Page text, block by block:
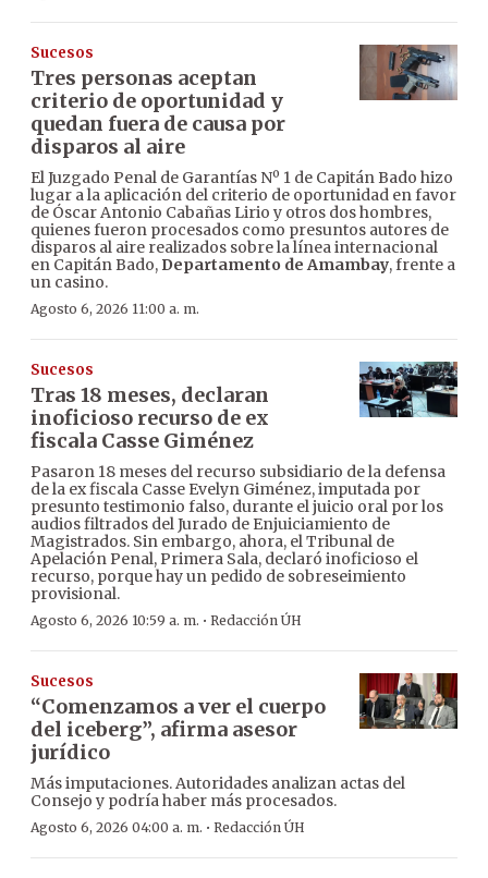
Sucesos
Tres personas aceptan
criterio de oportunidad y
quedan fuera de causa por
disparos al aire
El Juzgado Penal de Garantías Nº 1 de Capitán Bado hizo
lugar a la aplicación del criterio de oportunidad en favor
de Óscar Antonio Cabañas Lirio y otros dos hombres,
quienes fueron procesados como presuntos autores de
disparos al aire realizados sobre la línea internacional
en Capitán Bado, Departamento de Amambay, frente a
un casino.
Agosto 6, 2026 11:00 a. m.
Sucesos
Tras 18 meses, declaran
inoficioso recurso de ex
fiscala Casse Giménez
Pasaron 18 meses del recurso subsidiario de la defensa
de la ex fiscala Casse Evelyn Giménez, imputada por
presunto testimonio falso, durante el juicio oral por los
audios filtrados del Jurado de Enjuiciamiento de
Magistrados. Sin embargo, ahora, el Tribunal de
Apelación Penal, Primera Sala, declaró inoficioso el
recurso, porque hay un pedido de sobreseimiento
provisional.
Agosto 6, 2026 10:59 a. m. · Redacción ÚH
Sucesos
“Comenzamos a ver el cuerpo
del iceberg”, afirma asesor
jurídico
Más imputaciones. Autoridades analizan actas del
Consejo y podría haber más procesados.
Agosto 6, 2026 04:00 a. m. · Redacción ÚH